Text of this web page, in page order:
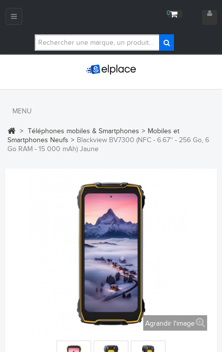
0
Navigation
MENU
> Téléphones mobiles & Smartphones > Mobiles et
Smartphones Neufs > Blackview BV7300 (NFC - 6.67'' - 256 Go, 6
Go RAM - 15 000 mAh) Jaune
Agrandir l'image